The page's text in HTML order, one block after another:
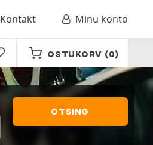
Kontakt Minu konto
OSTUKORV (0)
OTSING